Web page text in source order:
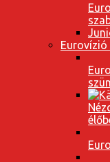
Eurovízió